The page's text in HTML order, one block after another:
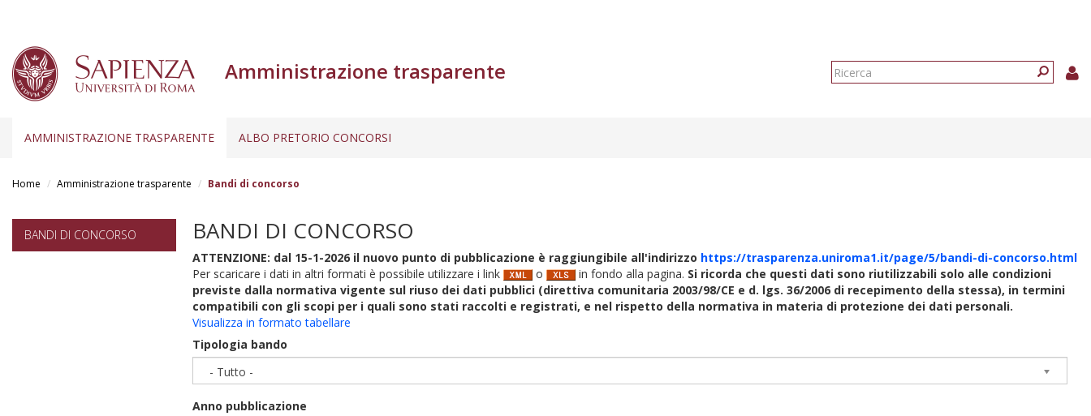
Amministrazione trasparente
Form
AMMINISTRAZIONE TRASPARENTE ALBO PRETORIO CONCORSI
Home Amministrazione trasparente Bandi di concorso
BANDI DI CONCORSO BANDI DI CONCORSO
ATTENZIONE: dal 15-1-2026 il nuovo punto di pubblicazione è raggiungibile all'indirizzo https://trasparenza.uniroma1.it/page/5/bandi-di-concorso.html
Per scaricare i dati in altri formati è possibile utilizzare i link
o in fondo alla pagina. Si ricorda che questi dati sono riutilizzabili solo alle condizioni
previste dalla normativa vigente sul riuso dei dati pubblici (direttiva comunitaria 2003/98/CE e d. lgs. 36/2006 di recepimento della stessa), in termini
compatibili con gli scopi per i quali sono stati raccolti e registrati, e nel rispetto della normativa in materia di protezione dei dati personali.
Visualizza in formato tabellare
Tipologia bando
- Tutto -
Anno pubblicazione